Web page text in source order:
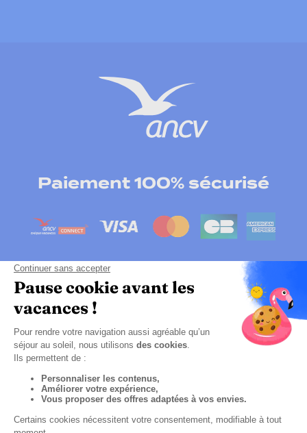
Paiement 100% sécurisé
Cliquez-ici pour modifier vos préférences en
Politique de confidentialité